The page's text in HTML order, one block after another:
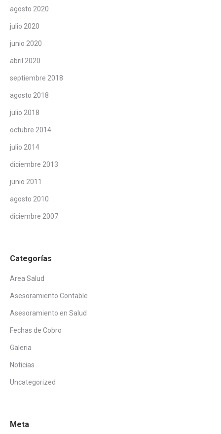
agosto 2020
julio 2020
junio 2020
abril 2020
septiembre 2018
agosto 2018
julio 2018
octubre 2014
julio 2014
diciembre 2013
junio 2011
agosto 2010
diciembre 2007
Categorías
Area Salud
Asesoramiento Contable
Asesoramiento en Salud
Fechas de Cobro
Galeria
Noticias
Uncategorized
Meta